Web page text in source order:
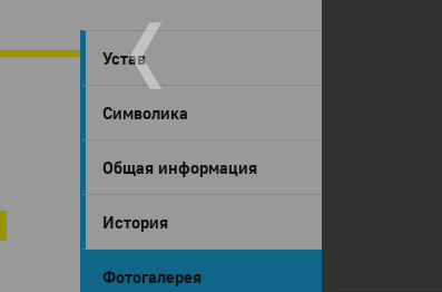
Город Глазов
Устав
Символика
Общая информация
История
Фотогалерея